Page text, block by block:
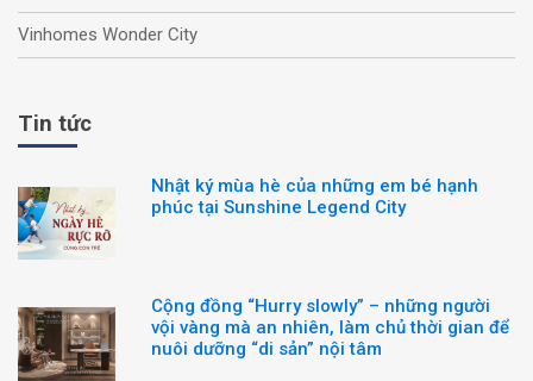
Vinhomes Wonder City
Tin tức
Nhật ký mùa hè của những em bé hạnh
phúc tại Sunshine Legend City
Cộng đồng “Hurry slowly” – những người
vội vàng mà an nhiên, làm chủ thời gian để
nuôi dưỡng “di sản” nội tâm